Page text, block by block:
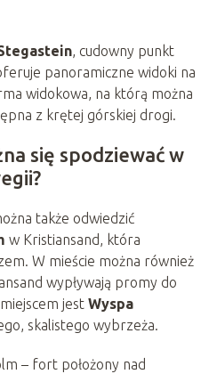
, cudowny punkt
panoramiczne widoki na
widokowa, na którą można
z krętej górskiej drogi.
się spodziewać w
także odwiedzić
w Kristiansand, która
W mieście można również
wypływają promy do
jest Wyspa
skalistego wybrzeża.
– fort położony nad